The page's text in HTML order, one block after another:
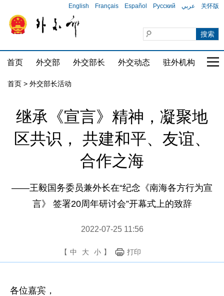
English Français Español Русский عربي 关怀版
首页 外交部 外交部长 外交动态 驻外机构 国
首页 > 外交部长活动
继承《宣言》精神，凝聚地
区共识， 共建和平、友谊、
合作之海
——王毅国务委员兼外长在“纪念《南海各方行为宣
言》 签署20周年研讨会”开幕式上的致辞
2022-07-25 11:56
【 中 大 小 】 打印
各位嘉宾，